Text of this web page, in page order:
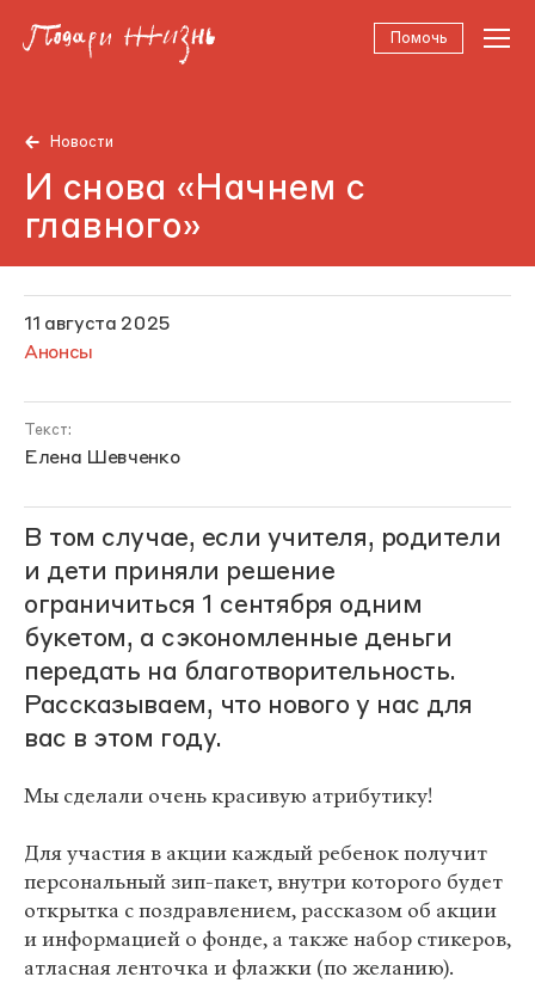
Помочь
Новости
И снова «Начнем с
главного»
11 августа 2025
Анонсы
Текст:
Елена Шевченко
В том случае, если учителя, родители
и дети приняли решение
ограничиться 1 сентября одним
букетом, а сэкономленные деньги
передать на благотворительность.
Рассказываем, что нового у нас для
вас в этом году.
Мы сделали очень красивую атрибутику!
Для участия в акции каждый ребенок получит
персональный зип-пакет, внутри которого будет
открытка с поздравлением, рассказом об акции
и информацией о фонде, а также набор стикеров,
атласная ленточка и флажки (по желанию).